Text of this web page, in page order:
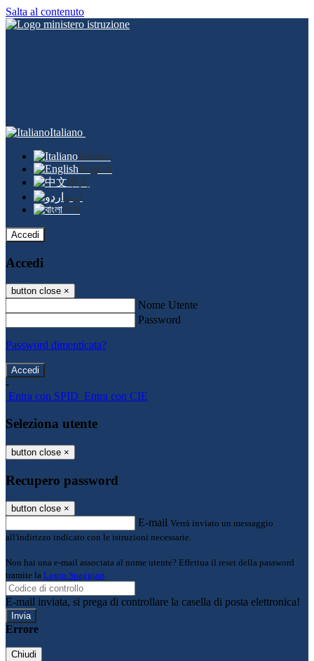
Salta al contenuto
Italiano
Italiano
English
中文
اردو
বাংলা
Accedi
Accedi
button close ×
Nome Utente
Password
Password dimenticata?
-
Entra con SPID Entra con CIE
Seleziona utente
button close ×
Recupero password
button close ×
E-mail Verrà inviato un messaggio
all'indirizzo indicato con le istruzioni necessarie.
Non hai una e-mail associata al nome utente? Effettua il reset della password
tramite la Login Spaggiari
E-mail inviata, si prega di controllare la casella di posta elettronica!
Errore
Chiudi